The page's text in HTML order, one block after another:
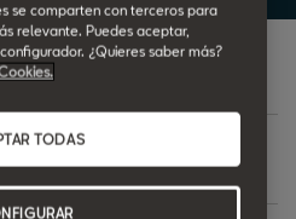
personalizada
se comparten con terceros para
relevante. Puedes aceptar,
¿Quieres saber más?
TODAS